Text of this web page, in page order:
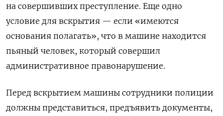
на совершивших преступление. Еще одно
условие для вскрытия — если «имеются
основания полагать», что в машине находится
пьяный человек, который совершил
административное правонарушение.
Перед вскрытием машины сотрудники полиции
должны представиться, предъявить документы,